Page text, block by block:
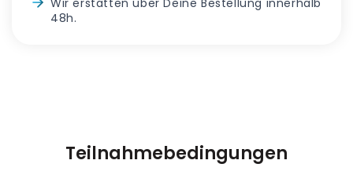
48h.
Teilnahmebedingungen